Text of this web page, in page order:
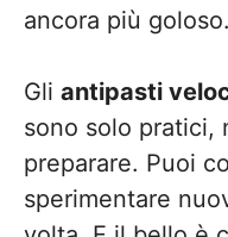
ancora più goloso.
Gli antipasti
sono solo pratici,
preparare. Puoi
sperimentare